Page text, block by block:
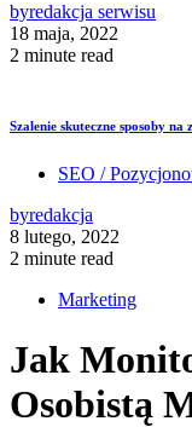
byredakcja serwisu
18 maja, 2022
2 minute read
Szalenie skuteczne sposoby
SEO /
byredakcja
8 lutego, 2022
2 minute read
Marketing
Jak
Osobistą